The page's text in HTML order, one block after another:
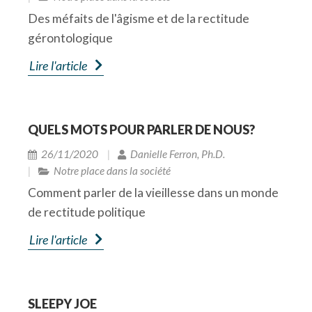
de santé.
Les employés plus âgés ne s’adaptent pas facilement à de
nouvelles façons de faire.
Etc.
stéréotypes mais se pourrait-il que ce soit en
Au fil des semaines, je vous reviendrai sur
prendre conscience de ces stéréotypes et
mythes et de les combattre car ces idées
modulent la vision de l’ensemble de la société
Des méfaits de l'âgisme et de la rectitude
gérontologique
Lire l'article
QUELS MOTS POUR PARLER DE NOUS?
26/11/2020
Danielle Ferron, Ph.D.
Notre place dans la société
Comment parler de la vieillesse dans un monde
de rectitude politique
Lire l'article
SLEEPY JOE